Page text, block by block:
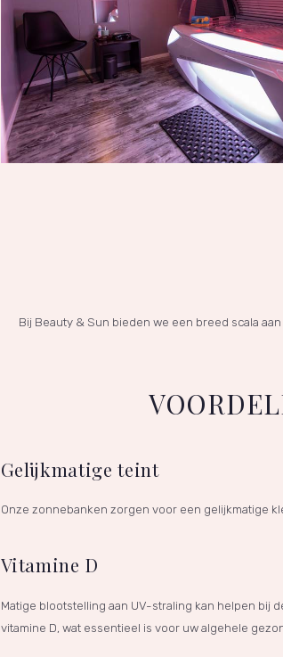
Bij Beauty & Sun bieden we een breed scala
Gelijkmatige teint
Onze zonnebanken zorgen voor een gelijkmatige
Vitamine D
Matige blootstelling aan UV-straling kan helpen bij
vitamine D, wat essentieel is voor uw algehele